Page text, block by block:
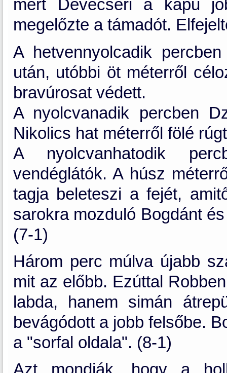
mert Devecseri a kapu
megelőzte a támadót.
A hetvennyolcadik
után, utóbbi öt méterről
bravúrosat védett.
A nyolcvanadik percben
Nikolics hat méterről fölé
A nyolcvanhatodik
vendéglátók. A húsz
tagja beleteszi a fejét,
sarokra mozduló Bogdánt
(7-1)
Három perc múlva újabb
mit az előbb. Ezúttal
labda, hanem simán
bevágódott a jobb felsőbe.
a "sorfal oldala". (8-1)